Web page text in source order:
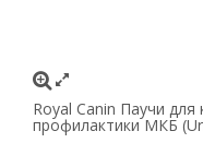
Royal Canin Паучи для
профилактики МКБ